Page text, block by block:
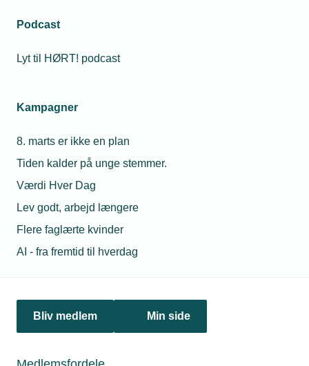
Podcast
Lyt til HØRT! podcast
Kampagner
8. marts er ikke en plan
Tiden kalder på unge stemmer.
Værdi Hver Dag
Lev godt, arbejd længere
Flere faglærte kvinder
AI - fra fremtid til hverdag
Bliv medlem Min side
Politik & analyse
jura@tekniq.dk
tekniq@tekniq.dk